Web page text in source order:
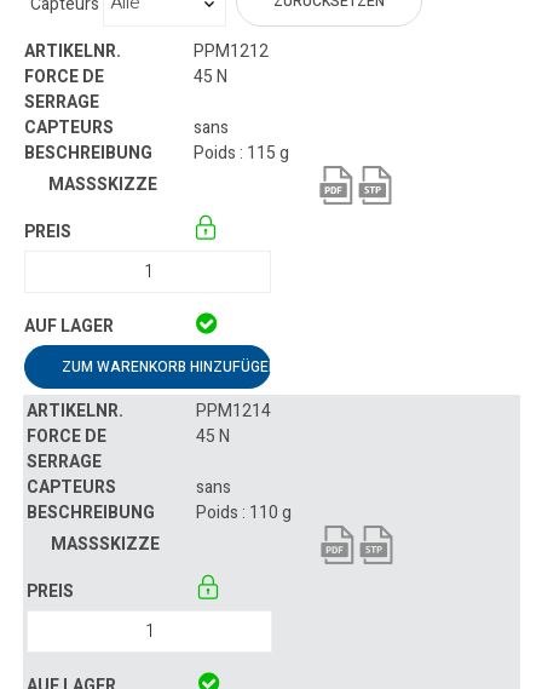
PPM1212
45 N
sans
Poids : 115 g
ZUM WARENKORB HINZUFÜGEN
PPM1214
45 N
sans
Poids : 110 g